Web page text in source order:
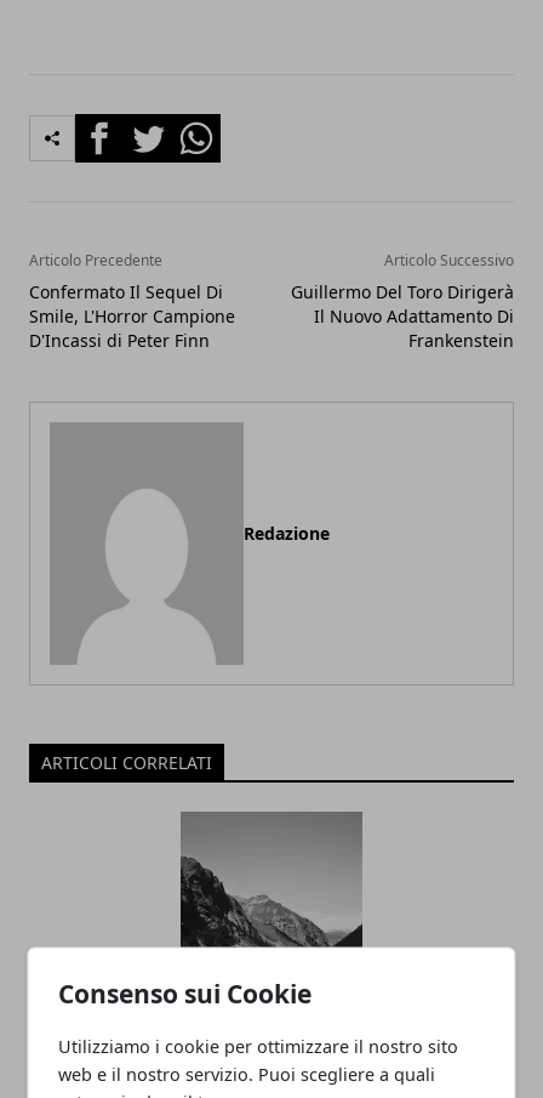
Consenso sui Cookie
Utilizziamo i cookie per ottimizzare il nostro sito
web e il nostro servizio. Puoi scegliere a quali
FacebookTwitterWhatsapp
Articolo Precedente
Confermato Il Sequel Di
Smile, L'Horror Campione
D'Incassi di Peter Finn
Articolo Successivo
Guillermo Del Toro Dirigerà
Il Nuovo Adattamento Di
Frankenstein
Redazione
ARTICOLI CORRELATI
cinema incontra la montagna